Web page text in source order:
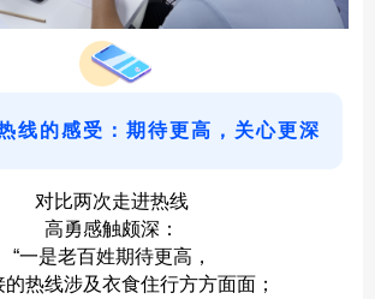
线的感受：期待更高，关心更深
对比两次走进热线
高勇感触颇深：
“一是老百姓期待更高，
的热线涉及衣食住行方方面面；